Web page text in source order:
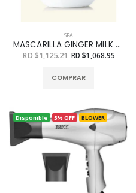
SPA
MASCARILLA GINGER MILK RESTRUCTURANTE 16 OZ
RD $1,125.21 RD $1,068.95
COMPRAR
Disponible 5% OFF BLOWER